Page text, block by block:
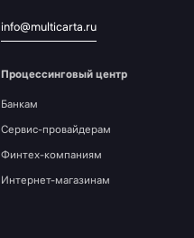
info@multicarta.ru
Процессинговый центр
Банкам
Сервис-провайдерам
Финтех-компаниям
Интернет-магазинам